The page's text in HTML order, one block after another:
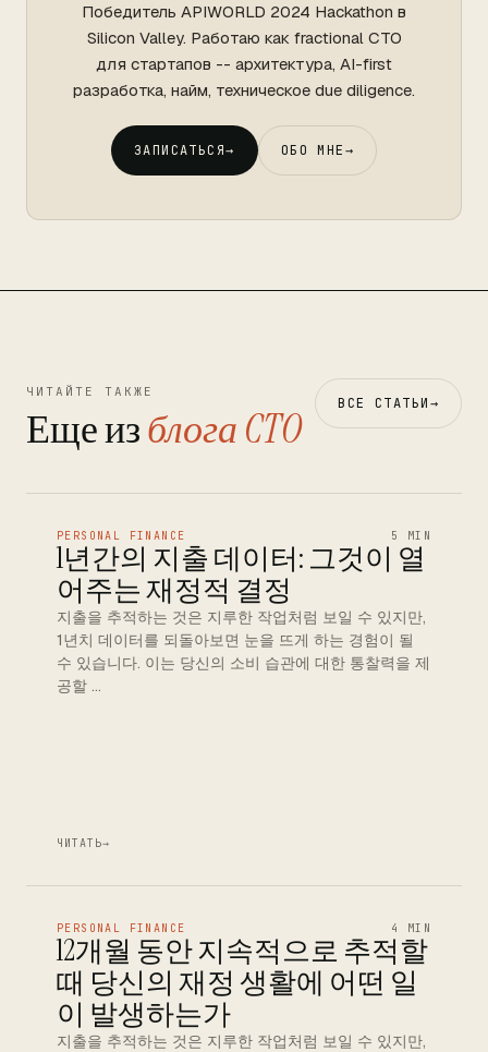
Победитель APIWORLD 2024 Hackathon в
Silicon Valley. Работаю как fractional CTO
для стартапов -- архитектура, AI-first
разработка, найм, техническое due diligence.
ЗАПИСАТЬСЯ→ ОБО МНЕ→
ЧИТАЙТЕ ТАКЖЕ
Еще изблога CTO ВСЕ СТАТЬИ→
PERSONAL FINANCE 5 MIN
1년간의 지출 데이터: 그것이 열
어주는 재정적 결정
지출을 추적하는 것은 지루한 작업처럼 보일 수 있지만,
1년치 데이터를 되돌아보면 눈을 뜨게 하는 경험이 될
수 있습니다. 이는 당신의 소비 습관에 대한 통찰력을 제
공할 …
ЧИТАТЬ→
PERSONAL FINANCE 4 MIN
12개월 동안 지속적으로 추적할
때 당신의 재정 생활에 어떤 일
이 발생하는가
지출을 추적하는 것은 지루한 작업처럼 보일 수 있지만,